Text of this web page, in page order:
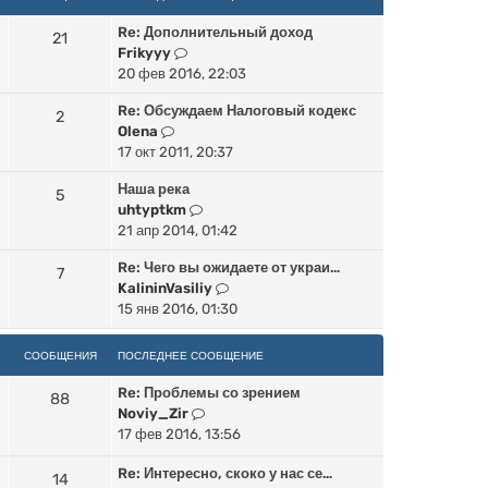
ю
е
н
и
ю
с
о
б
е
и
е
д
н
е
у
с
о
щ
н
и
ю
21
Re: Дополнительный доход
Frikyyy
П
е
е
т
к
п
о
л
е
е
с
20 фев 2016, 22:03
2
Re: Обсуждаем Налоговый кодекс
Olena
П
е
е
й
т
к
п
о
с
л
е
д
н
е
у
17 окт 2011, 20:37
5
Наша река
uhtyptkm
П
е
е
й
т
и
к
п
о
с
л
д
21 апр 2014, 01:42
7
Re: Чего вы ожидаете от украи…
KalininVasiliy
П
е
р
е
т
к
о
15 янв 2016, 01:30
СООБЩЕНИЯ ПОСЛЕДНЕЕ СООБЩЕНИЕ
88
Re: Проблемы со зрением
Noviy_Zir
П
е
е
17 фев 2016, 13:56
14
Re: Интересно, скоко у нас се…